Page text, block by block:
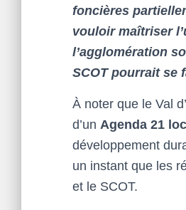
foncières
vouloir maîtriser
l’agglomération
SCOT pourrait se
À noter que le Val
d’un Agenda 21
développement
un instant que les
et le SCOT.